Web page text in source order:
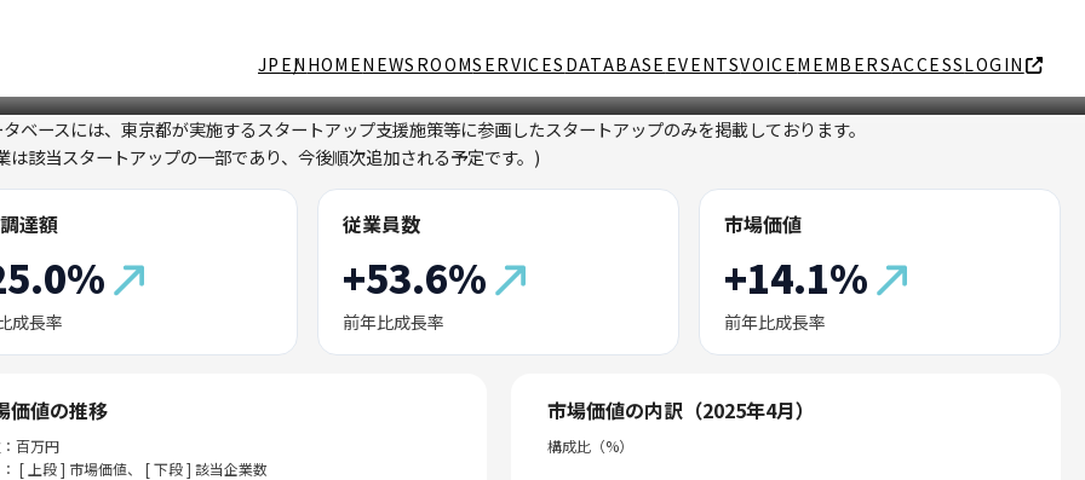
JP EN HOMENEWSROOMSERVICES DATABASE EVENTSVOICEMEMBERSACCESSLOGIN
ベースには、東京都が実施するスタートアップ支援施策等に参画したスタートアップのみを掲載しております。
は該当スタートアップの一部であり、今後順次追加される予定です。)
達額
成長率
従業員数
+53.6%
前年比成長率
市場価値
+14.1%
前年比成長率
価値の推移
百万円
[ 上段 ] 市場価値、 [ 下段 ] 該当企業数
市場価値の内訳（2025年4月）
構成比（%）